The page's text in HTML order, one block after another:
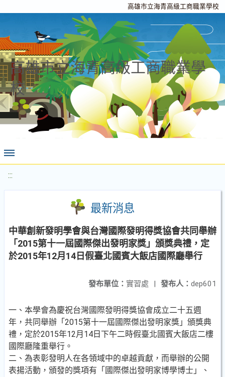
高雄市立海青高級工商職業學校
高雄市立海青高級工商職業學
校
:::
最新消息
中華創新發明學會與台灣國際發明得獎協會共同舉辦
「2015第十一屆國際傑出發明家獎」頒獎典禮，定
於2015年12月14日假臺北國賓大飯店國際廳舉行
發布人： dep601
發布單位： 實習處 |
一、本學會為慶祝台灣國際發明得獎協會成立二十五週
年，共同舉辦「2015第十一屆國際傑出發明家獎」頒獎典
禮，定於2015年12月14日下午二時假臺北國賓大飯店二樓
國際廳隆重舉行。
二、為表彰發明人在各領域中的卓越貢獻，而舉辦的公開
表揚活動，頒發的獎項有「國際傑出發明家博學博士」、